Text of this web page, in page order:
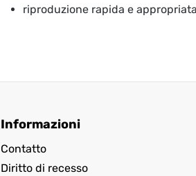
riproduzione rapida e appropriata
Informazioni
Contatto
Diritto di recesso